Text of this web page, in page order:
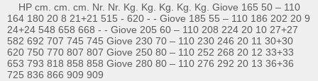
HP cm. cm. cm. Nr. Nr. Kg. Kg. Kg. Kg. Kg. Giove 165 50 – 110
164 180 20 8 21+21 515 - 620 - - Giove 185 55 – 110 186 202 20 9
24+24 548 658 668 - - Giove 205 60 – 110 208 224 20 10 27+27
582 692 707 745 745 Giove 230 70 – 110 230 246 20 11 30+30
620 750 770 807 807 Giove 250 80 – 110 252 268 20 12 33+33
653 793 818 858 858 Giove 280 80 – 110 276 292 20 13 36+36
725 836 866 909 909